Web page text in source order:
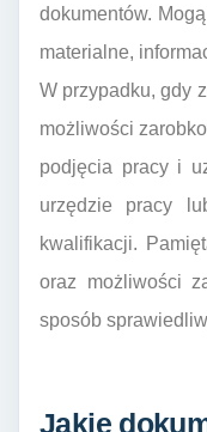
dokumentów.
materialne,
W przypadku, gdy
możliwości
podjęcia pracy i
urzędzie pracy
kwalifikacji.
oraz możliwości
sposób
Jakie